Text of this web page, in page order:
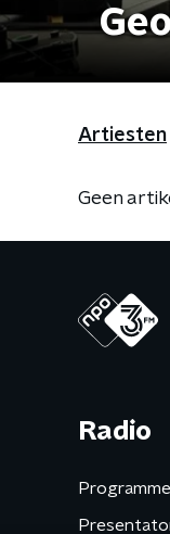
Artiesten
Geen
Radio